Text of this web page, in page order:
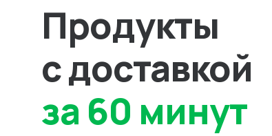
Продукты
с доставкой
за 60 минут